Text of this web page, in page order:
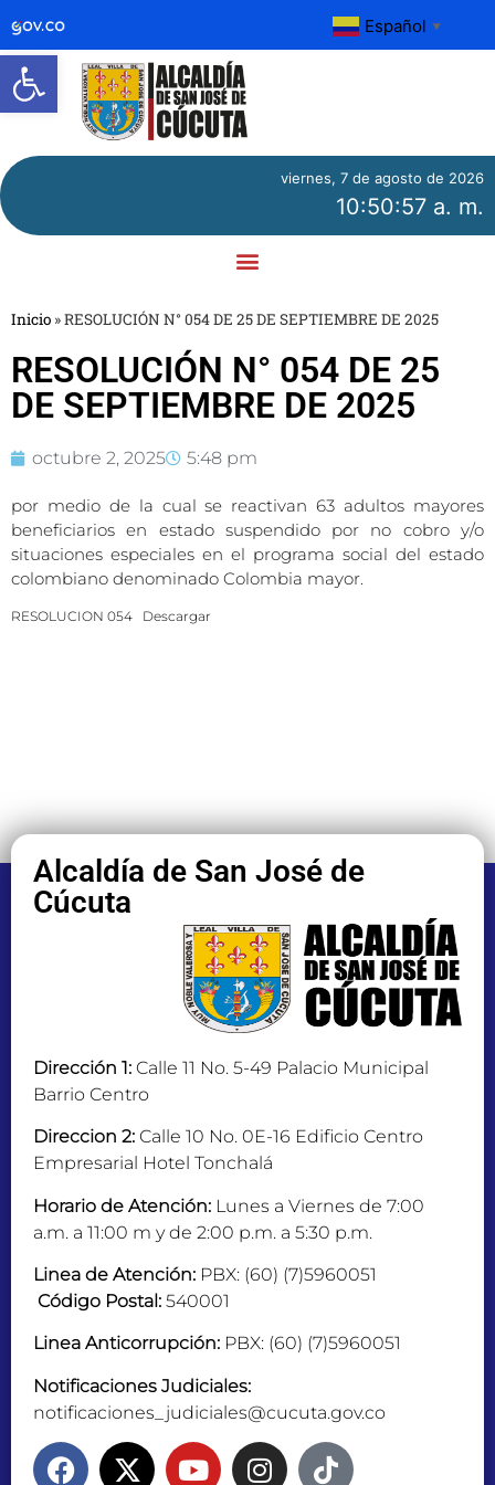
Abrir barra de herramientas
Español ▼
viernes, 7 de agosto de 2026
10:50:57 a. m.
Inicio »RESOLUCIÓN N° 054 DE 25 DE SEPTIEMBRE DE 2025
RESOLUCIÓN N° 054 DE 25
DE SEPTIEMBRE DE 2025
octubre 2, 2025 5:48 pm
por medio de la cual se reactivan 63 adultos mayores
beneficiarios en estado suspendido por no cobro y/o
situaciones especiales en el programa social del estado
colombiano denominado Colombia mayor.
RESOLUCION 054 Descargar
Alcaldía de San José de
Cúcuta
Dirección 1: Calle 11 No. 5-49 Palacio Municipal
Barrio Centro
Direccion 2: Calle 10 No. 0E-16 Edificio Centro
Empresarial Hotel Tonchalá
Horario de Atención: Lunes a Viernes de 7:00
a.m. a 11:00 m y de 2:00 p.m. a 5:30 p.m.
Linea de Atención: PBX: (60) (7)5960051
Código Postal: 540001
Linea Anticorrupción: PBX: (60) (7)5960051
Notificaciones Judiciales:
notificaciones_judiciales@cucuta.gov.co